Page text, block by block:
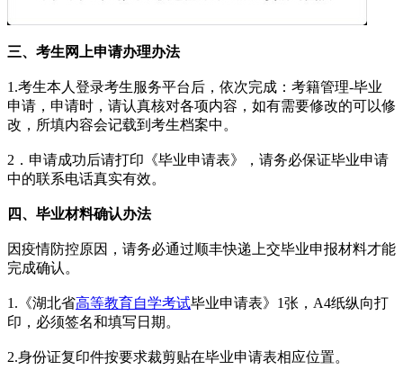
三、考生网上申请办理办法
1.考生本人登录考生服务平台后，依次完成：考籍管理-毕业
申请，申请时，请认真核对各项内容，如有需要修改的可以修
改，所填内容会记载到考生档案中。
2．申请成功后请打印《毕业申请表》，请务必保证毕业申请
中的联系电话真实有效。
四、毕业材料确认办法
因疫情防控原因，请务必通过顺丰快递上交毕业申报材料才能
完成确认。
1.《湖北省高等教育自学考试毕业申请表》1张，A4纸纵向打
印，必须签名和填写日期。
2.身份证复印件按要求裁剪贴在毕业申请表相应位置。